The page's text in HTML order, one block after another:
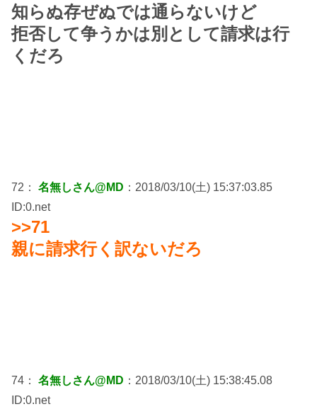
知らぬ存ぜぬでは通らないけど
拒否して争うかは別として請求は行
くだろ
72： 名無しさん@MD ：2018/03/10(土) 15:37:03.85
ID:0.net
>>71
親に請求行く訳ないだろ
74： 名無しさん@MD ：2018/03/10(土) 15:38:45.08
ID:0.net